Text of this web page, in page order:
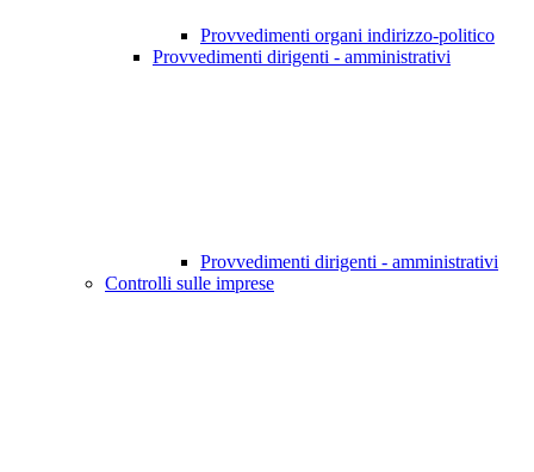
Provvedimenti organi indirizzo-politico
Provvedimenti dirigenti - amministrativi
Provvedimenti dirigenti - amministrativi
Controlli sulle imprese